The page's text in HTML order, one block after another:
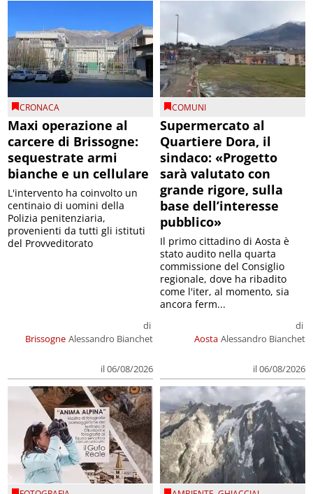
CRONACA
Maxi operazione al
carcere di Brissogne:
sequestrate armi
bianche e un cellulare
Brissogne
di
Alessandro Bianchet
il 06/08/2026
L'intervento ha coinvolto un
centinaio di uomini della
Polizia penitenziaria,
provenienti da tutti gli istituti
del Provveditorato
COMUNI
Supermercato al
Quartiere Dora, il
sindaco: «Progetto
sarà valutato con
grande rigore, sulla
base dell’interesse
pubblico»
Aosta
di
Alessandro Bianchet
il 06/08/2026
Il primo cittadino di Aosta è
stato audito nella quarta
commissione del Consiglio
regionale, dove ha ribadito
come l'iter, al momento, sia
ancora ferm...